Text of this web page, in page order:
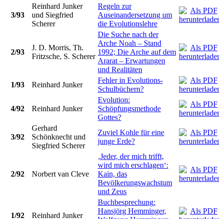
3/93
Reinhard Junker
und Siegfried
Scherer
Regeln zur
Auseinandersetzung um
die Evolutionslehre
2/93
J. D. Morris, Th.
Fritzsche, S. Scherer
Die Suche nach der
Arche Noah – Stand
1992; Die Arche auf dem
Ararat – Erwartungen
und Realitäten
1/93
Reinhard Junker
Fehler in Evolutions-
Schulbüchern?
4/92 Reinhard Junker
Evolution:
Schöpfungsmethode
Gottes?
3/92
Gerhard
Schönknecht und
Siegfried Scherer
Zuviel Kohle für eine
junge Erde?
2/92 Norbert van Cleve
‚Jeder, der mich trifft,
wird mich erschlagen‘:
Kain, das
Bevölkerungswachstum
und Zeus
1/92 Reinhard Junker
Buchbesprechung:
Hansjörg Hemminger,